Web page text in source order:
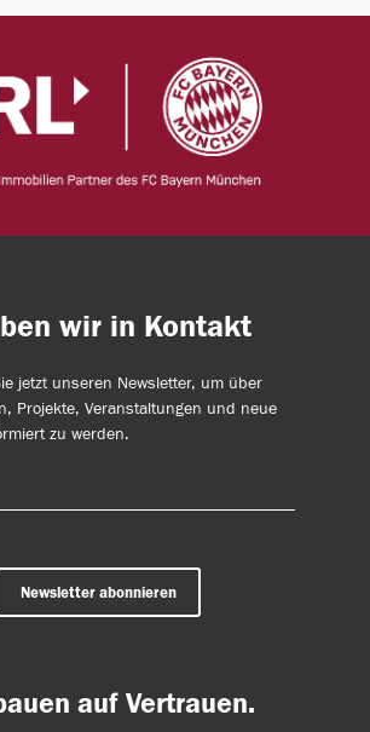
wir in Kontakt
jetzt unseren Newsletter, um über
Projekte, Veranstaltungen und neue
zu werden.
Newsletter abonnieren
auf Vertrauen.